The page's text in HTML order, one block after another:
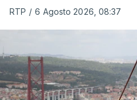
RTP / 6 Agosto 2026, 08:37